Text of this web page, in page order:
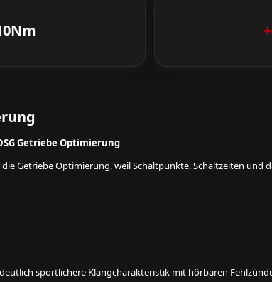
Getriebe Optimierung
die Getriebe Optimierung, weil Schaltpunkte, Schaltzeiten
sportlichere Klangcharakteristik mit hörbaren